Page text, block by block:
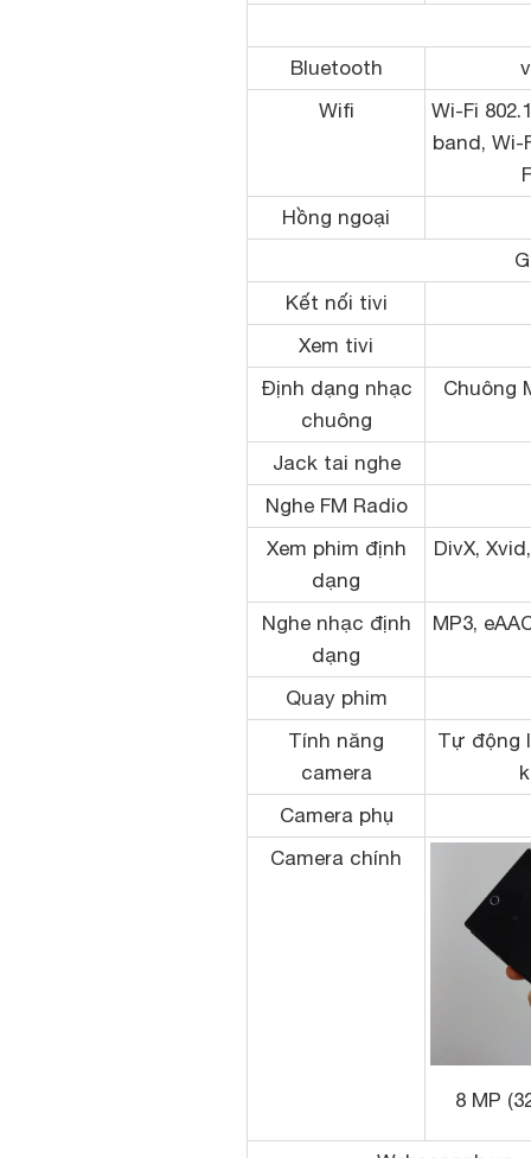
Bluetooth
Wifi
Wi-Fi
band, Wi-
Hồng ngoại
Kết nối tivi
Xem tivi
Định dạng nhạc
chuông
Chuông
Jack tai nghe
Nghe FM Radio
Xem phim định
dạng
DivX,
Nghe nhạc định
dạng
MP3,
Quay phim
Tính năng
camera
Tự động
Camera phụ
Camera chính
8 MP